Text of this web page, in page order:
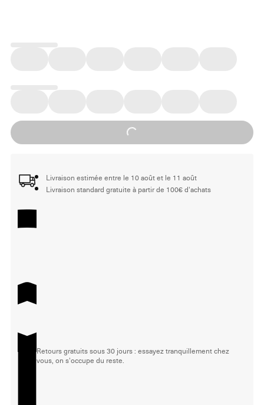
Loading...
Livraison estimée entre le 10 août et le 11 août
Livraison standard gratuite à partir de 100€ d'achats
Retours gratuits sous 30 jours : essayez tranquillement chez
vous, on s'occupe du reste.